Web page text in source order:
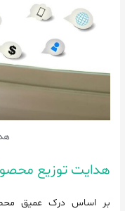
هدایت توزیع
بر اساس درک عمیق